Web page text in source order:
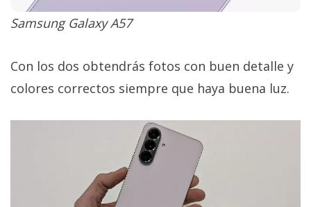
Samsung Galaxy A57
Con los dos obtendrás fotos con buen detalle y
colores correctos siempre que haya buena luz.